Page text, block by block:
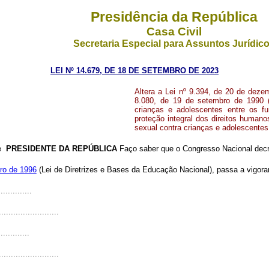
Presidência da República
Casa Civil
Secretaria Especial para Assuntos
LEI Nº 14.679, DE 18 DE SETEMBRO DE 2023
Altera a Lei nº 9.394, de 20 de
8.080, de 19 de setembro de 1990
crianças e adolescentes entre os
proteção integral dos direitos
sexual contra crianças e
PRESIDENTE DA REPÚBLICAFaço saber que o Congresso Nacional
de 1996(Lei de Diretrizes e Bases da Educação Nacional), passa a